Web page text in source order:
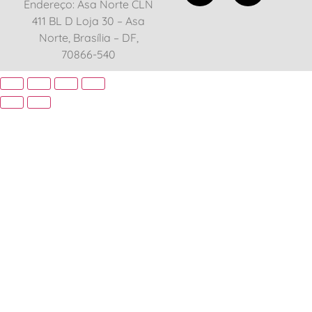
Endereço: Asa Norte CLN
411 BL D Loja 30 – Asa
Norte, Brasília – DF,
70866-540